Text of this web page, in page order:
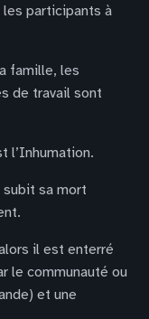
les participants à
famille, les
de travail sont
l’Inhumation.
sa mort
il est enterré
le communauté ou
et une